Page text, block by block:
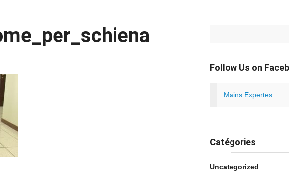
Follow Us on
Mains Expertes
Catégories
Uncategorized